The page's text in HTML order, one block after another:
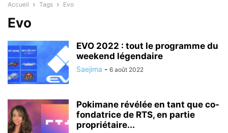
Accueil Tags Evo
Evo
EVO 2022 : tout le programme du
weekend légendaire
Saejima - 6 août 2022
Pokimane révélée en tant que co-
fondatrice de RTS, en partie
propriétaire...